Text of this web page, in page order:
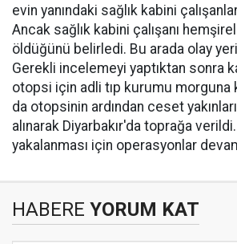
evin yanındaki sağlık kabini
Ancak sağlık kabini çalışanı
öldüğünü belirledi. Bu arada olay
Gerekli incelemeyi yaptıktan sonra
otopsi için adli tıp kurumu morguna
da otopsinin ardından ceset
alınarak Diyarbakır'da toprağa
yakalanması için operasyonlar
HABERE YORUM KAT